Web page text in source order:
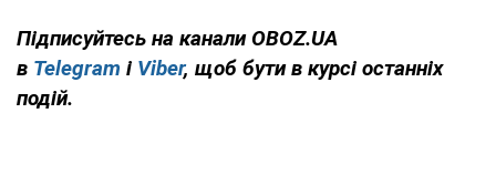
Підписуйтесь на канали OBOZ.UA
в Telegram і Viber, щоб бути в курсі останніх
подій.